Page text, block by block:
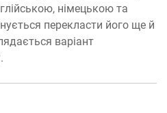
німецькою та
перекласти його ще й
варіант